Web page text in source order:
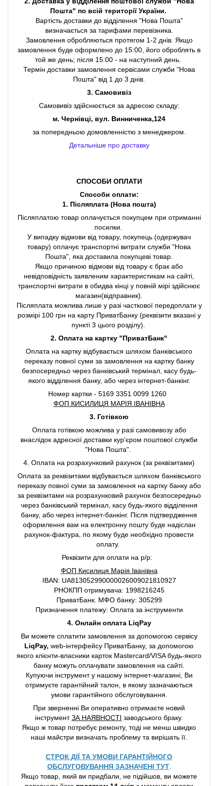
Пошта" по всій території України.
Вартість доставки до відділення "Нова Пошта"
визначається за тарифами перевізника.
Замовлення обробляються протягом 1-2 днів. Якщо
замовлення буде оформлено до 15:00, його оброблять в
той же день; після 15:00 - на наступний день.
Термін доставки замовлення сервісами служби "Нова
Пошта" від 1 до 3 днів.
3. Самовивіз
Самовивіз здійснюється за адресою складу:
м. Чернівці, вул. Винниченка,124
за попередньою домовленністю з менеджером.
Детальніше про доставку
СПОСОБИ ОПЛАТИ
Способи оплати:
1. Післяплата (Нова пошта)
Післяплатою товар оплачується покупцем при отриманні
посилки.
У випадку відмови від товару, покупець (одержувач
товару) оплачує транспортні витрати служби "Нова
Пошта", яка доставила покупцеві товар.
Якщо причиною відмови від товару є брак або
невідповідність заявленим характеристикам на сайті,
транспортні витрати в обидва кінці у повній мірі здійснює
магазин(відправник).
Післяплата можлива лише у разі часткової передоплати у
розмірі 100 грн на карту ПриватБанку (реквізити вказані у
пункті 3 цього розділу).
2. Оплата на картку "ПриватБанк"
Оплата на картку відбувається шляхом банківського
переказу повної суми за замовлення на картку банку
безпосередньо через банківський термінал, касу будь-
якого відділення банку, або через інтернет-банкінг.
Номер картки - 5169 3351 0099 1260
ФОП КИСИЛИЦЯ МАРІЯ ІВАНІВНА
3. Готівкою
Оплата готівкою можлива у разі самовивозу або
внаслідок адресної доставки курʼєром поштової служби
"Нова Пошта".
4. Оплата на розрахунковий рахунок (за реквізитами)
Оплата за реквізитами відбувається шляхом банківського
переказу повної суми за замовлення на картку банку або
за реквізитами на розрахунковий рахунок безпосередньо
через банківський термінал, касу будь-якого відділення
банку, або через інтернет-банкінг. Після підтвердження
оформлення вам на електронну пошту буде надіслан
рахунок-фактура, по якому буде необхідно провести
оплату.
Реквізити для оплати на р/р:
ФОП Кисилиця Марія Іванівна
IBAN: UA813052990000026009021810927
РНОКПП отримувача: 1998216245
ПриватБанк. МФО банку: 305299
Призначення платежу: Оплата за інструменти
4. Онлайн оплата LiqPay
Ви можете сплатити замовлення за допомогою сервісу
LiqPay, web-інтерфейсу ПриватБанку, за допомогою
якого клієнти-власники карток Mastercard/VISA будь-якого
банку можуть оплачувати замовлення на сайті.
Купуючи інструмент у нашому інтернет-магазині, Ви
отримуєте гарантійний талон, в якому зазначаються
умови гарантійного обслуговування.
При зверненні Ви оперативно отримаєте новий
інструментЗА НАЯВНОСТІ заводського браку.
Якщо ж товар потребує ремонту, тоді не менш швидко
наші майстри визначать проблему та вирішать її.
СТРОК ДІЇ ТА УМОВИ ГАРАНТІЙНОГО
ОБСЛУГОВУВАННЯ ЗАЗНАЧЕНІ ТУТ.
Якщо товар, який ви придбали, не підійшов, ви можете